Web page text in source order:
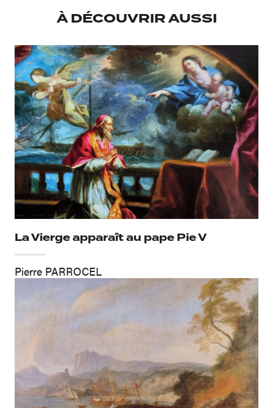
Musée d'accueil
À DÉCOUVRIR AUSSI
La Vierge apparaît au pape Pie V
Pierre PARROCEL